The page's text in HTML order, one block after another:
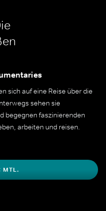
sich auf eine Reise über die
sehen sie
begegnen faszinierenden
arbeiten und reisen.
MTL.